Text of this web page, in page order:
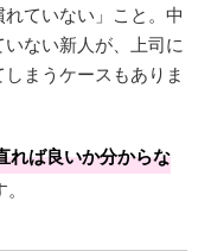
ていない」こと。中
ない新人が、上司に
まうケースもありま
れば良いか分からな